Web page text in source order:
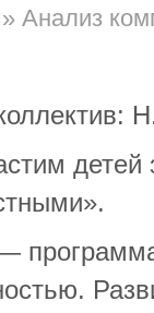
» Анализ